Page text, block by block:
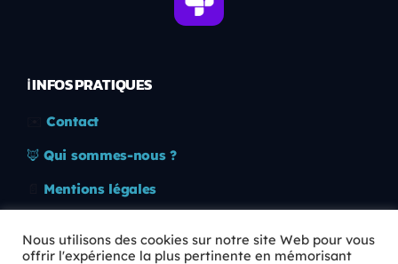
ℹ️ INFOS PRATIQUES
Contact
🦊 Qui sommes-nous ?
Mentions légales
🛡️ RGPD
Nous utilisons des cookies sur notre site Web pour vous
offrir l'expérience la plus pertinente en mémorisant